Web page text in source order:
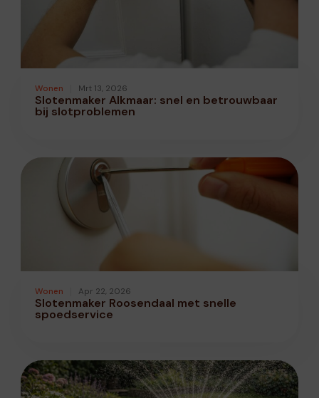
Wonen Mrt 13, 2026
Slotenmaker Alkmaar: snel en betrouwbaar
bij slotproblemen
Wonen Apr 22, 2026
Slotenmaker Roosendaal met snelle
spoedservice